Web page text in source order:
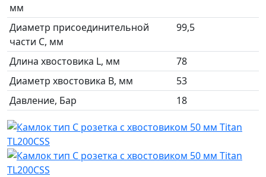
мм
Диаметр присоединительной
части C, мм
99,5
Длина хвостовика L, мм
78
Диаметр хвостовика B, мм
53
Давление, Бар
18